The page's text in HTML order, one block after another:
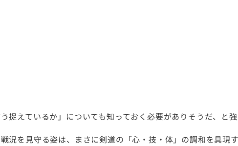
えているか」についても知っておく必要がありそうだ、と強
況を見守る姿は、まさに剣道の「心・技・体」の調和を具現